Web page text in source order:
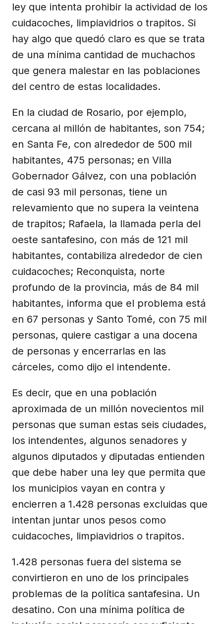
ley que intenta prohibir la actividad de los
cuidacoches, limpiavidrios o trapitos. Si
hay algo que quedó claro es que se trata
de una mínima cantidad de muchachos
que genera malestar en las poblaciones
del centro de estas localidades.
En la ciudad de Rosario, por ejemplo,
cercana al millón de habitantes, son 754;
en Santa Fe, con alrededor de 500 mil
habitantes, 475 personas; en Villa
Gobernador Gálvez, con una población
de casi 93 mil personas, tiene un
relevamiento que no supera la veintena
de trapitos; Rafaela, la llamada perla del
oeste santafesino, con más de 121 mil
habitantes, contabiliza alrededor de cien
cuidacoches; Reconquista, norte
profundo de la provincia, más de 84 mil
habitantes, informa que el problema está
en 67 personas y Santo Tomé, con 75 mil
personas, quiere castigar a una docena
de personas y encerrarlas en las
cárceles, como dijo el intendente.
Es decir, que en una población
aproximada de un millón novecientos mil
personas que suman estas seis ciudades,
los intendentes, algunos senadores y
algunos diputados y diputadas entienden
que debe haber una ley que permita que
los municipios vayan en contra y
encierren a 1.428 personas excluidas que
intentan juntar unos pesos como
cuidacoches, limpiavidrios o trapitos.
1.428 personas fuera del sistema se
convirtieron en uno de los principales
problemas de la política santafesina. Un
desatino. Con una mínima política de